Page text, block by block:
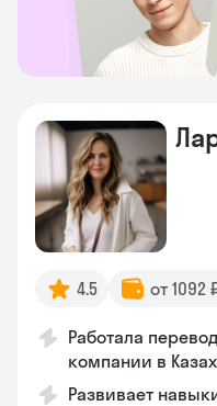
4.5 от 1092
Работала
компании в
Развивает